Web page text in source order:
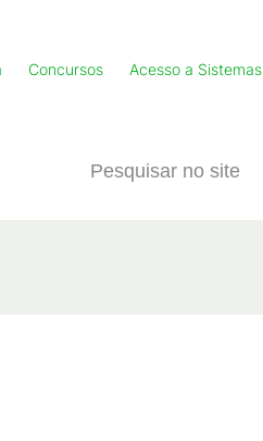
Concursos Acesso a Sistemas